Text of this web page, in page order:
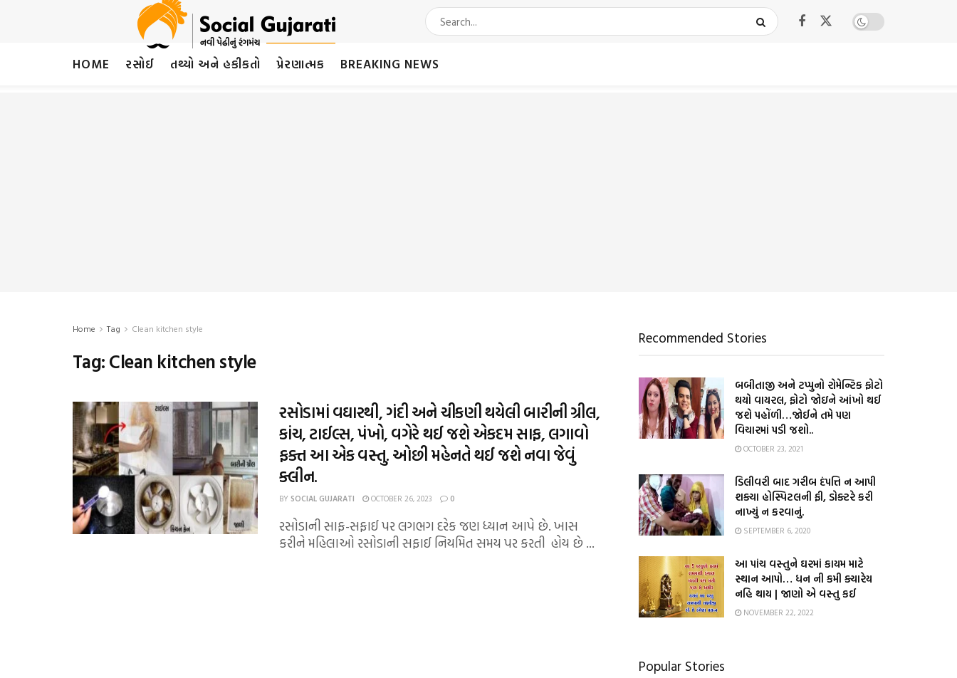
HOME રસોઈ તથ્યો અને હકીકતો પ્રેરણાત્મક BREAKING NEWS
Home Tag Clean kitchen style
Tag:Clean kitchen style
રસોડામાં વઘારથી, ગંદી અને ચીકણી થયેલી બારીની ગ્રીલ,
કાંચ, ટાઈલ્સ, પંખો, વગેરે થઈ જશે એકદમ સાફ, લગાવો
ફક્ત આ એક વસ્તુ. ઓછી મહેનતે થઈ જશે નવા જેવું
ક્લીન.
BY SOCIAL GUJARATI OCTOBER 26, 2023 0
રસોડાની સાફ-સફાઈ પર લગભગ દરેક જણ ધ્યાન આપે છે. ખાસ
કરીને મહિલાઓ રસોડાની સફાઈ નિયમિત સમય પર કરતી હોય છે ...
Recommended Stories
બબીતાજી અને ટપ્પુનો રોમેન્ટિક ફોટો
થયો વાયરલ, ફોટો જોઇને આંખો થઈ
જશે પહોંળી…જોઈને તમે પણ
વિચારમાં પડી જશો..
OCTOBER 23, 2021
ડિલીવરી બાદ ગરીબ દંપત્તિ ન આપી
શક્યા હોસ્પિટલની ફી, ડોક્ટરે કરી
નાખ્યું ન કરવાનું.
SEPTEMBER 6, 2020
આ પાંચ વસ્તુને ઘરમાં કાયમ માટે
સ્થાન આપો… ધન ની કમી ક્યારેય
નહિ થાય | જાણો એ વસ્તુ કઈ
NOVEMBER 22, 2022
Popular Stories